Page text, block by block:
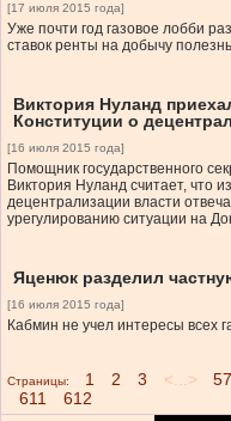
[17 июля 2015 года]
Уже почти год газовое лобби
ставок ренты на добычу
Виктория Нуланд
Конституции о
[16 июля 2015 года]
Помощник государственного
Виктория Нуланд считает, что
децентрализации власти
урегулированию ситуации на
Яценюк разделил
[16 июля 2015 года]
Кабмин не учел интересы всех
Страницы: 1 2 3 <...>
611
612